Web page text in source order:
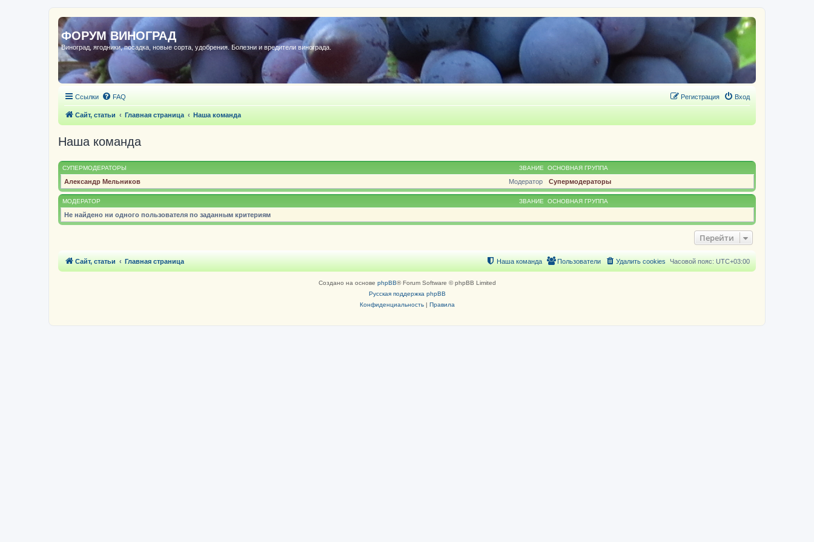
ФОРУМ ВИНОГРАД
Виноград, ягодники, посадка, новые сорта, удобрения. Болезни и вредители винограда.
Ссылки FAQ Вход
Регистрация
Сайт, статьи Главная страница Наша команда
Наша команда
ЗВАНИЕ
СУПЕРМОДЕРАТОРЫ ОСНОВНАЯ ГРУППА
Модератор
Александр Мельников Супермодераторы
ЗВАНИЕ
МОДЕРАТОР ОСНОВНАЯ ГРУППА
Не найдено ни одного пользователя по заданным критериям
Перейти
Сайт, статьи Главная страница Часовой пояс: UTC+03:00
Удалить cookies
Пользователи
Наша команда
Создано на основе phpBB® Forum Software © phpBB Limited
Русская поддержка phpBB
Конфиденциальность| Правила